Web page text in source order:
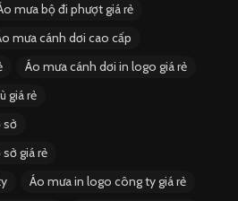
mưa bộ đi phượt giá rẻ
mưa cánh dơi cao cấp
Áo mưa cánh dơi in logo giá rẻ
giá rẻ
sở
giá rẻ
Áo mưa in logo công ty giá rẻ